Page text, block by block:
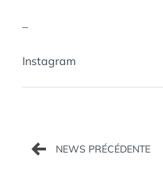
–
Instagram
Navigation
de